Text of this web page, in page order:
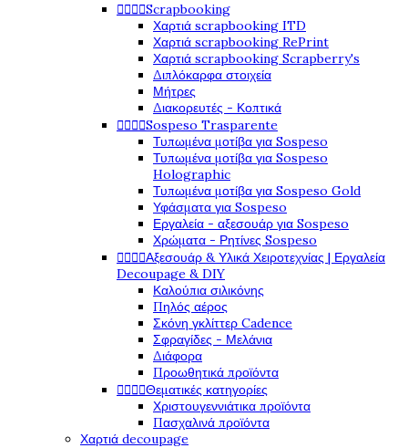
Scrapbooking
Χαρτιά scrapbooking ITD
Χαρτιά scrapbooking RePrint
Χαρτιά scrapbooking Scrapberry's
Διπλόκαρφα στοιχεία
Μήτρες
Διακορευτές - Κοπτικά
Sospeso Trasparente
Τυπωμένα μοτίβα για Sospeso
Τυπωμένα μοτίβα για Sospeso
Holographic
Τυπωμένα μοτίβα για Sospeso Gold
Υφάσματα για Sospeso
Εργαλεία - αξεσουάρ για Sospeso
Χρώματα - Ρητίνες Sospeso
Αξεσουάρ & Υλικά Χειροτεχνίας | Εργαλεία
Decoupage & DIY
Καλούπια σιλικόνης
Πηλός αέρος
Σκόνη γκλίττερ Cadence
Σφραγίδες - Μελάνια
Διάφορα
Προωθητικά προϊόντα
Θεματικές κατηγορίες
Χριστουγεννιάτικα προϊόντα
Πασχαλινά προϊόντα
Χαρτιά decoupage